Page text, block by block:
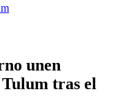
unen
tras el